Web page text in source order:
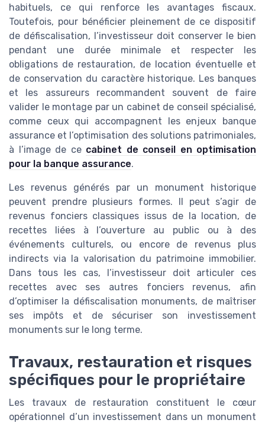
habituels, ce qui renforce les avantages fiscaux.
Toutefois, pour bénéficier pleinement de ce dispositif
de défiscalisation, l’investisseur doit conserver le bien
pendant une durée minimale et respecter les
obligations de restauration, de location éventuelle et
de conservation du caractère historique. Les banques
et les assureurs recommandent souvent de faire
valider le montage par un cabinet de conseil spécialisé,
comme ceux qui accompagnent les enjeux banque
assurance et l’optimisation des solutions patrimoniales,
à l’image de ce cabinet de conseil en optimisation
pour la banque assurance.
Les revenus générés par un monument historique
peuvent prendre plusieurs formes. Il peut s’agir de
revenus fonciers classiques issus de la location, de
recettes liées à l’ouverture au public ou à des
événements culturels, ou encore de revenus plus
indirects via la valorisation du patrimoine immobilier.
Dans tous les cas, l’investisseur doit articuler ces
recettes avec ses autres fonciers revenus, afin
d’optimiser la défiscalisation monuments, de maîtriser
ses impôts et de sécuriser son investissement
monuments sur le long terme.
Travaux, restauration et risques
spécifiques pour le propriétaire
Les travaux de restauration constituent le cœur
opérationnel d’un investissement dans un monument